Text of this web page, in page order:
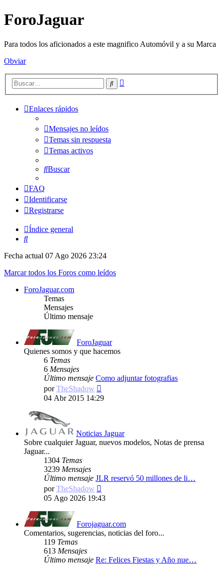
ForoJaguar
Para todos los aficionados a este magnifico Automóvil y a su Marca
Obviar
Buscar
Enlaces rápidos
Mensajes no leídos
Temas sin respuesta
Temas activos
Buscar
FAQ
Identificarse
Registrarse
Índice general
Buscar
Fecha actual 07 Ago 2026 23:24
Marcar todos los Foros como leídos
ForoJaguar.com
Temas
Mensajes
Último mensaje
ForoJaguar
Quienes somos y que hacemos
6 Temas
6 Mensajes
Último mensaje Como adjuntar fotografias
porTheShadow
último
04 Abr 2015 14:29
Noticias Jaguar
Sobre cualquier Jaguar, nuevos modelos, Notas de prensa
Jaguar...
1304 Temas
3239 Mensajes
Último mensaje JLR reservó 50 millones de li…
porTheShadow
último
05 Ago 2026 19:43
Forojaguar.com
Comentarios, sugerencias, noticias del foro...
119 Temas
613 Mensajes
Último mensaje Re: Felices Fiestas y Año nue…